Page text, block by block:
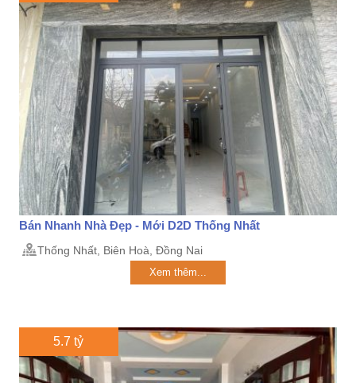
Bán Nhanh Nhà Đẹp - Mới D2D Thống Nhất
Thống Nhất, Biên Hoà, Đồng Nai
Xem thêm...
5.7 tỷ